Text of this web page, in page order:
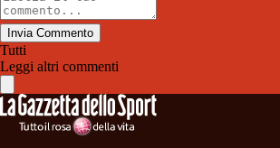
Invia Commento
Tutti
Leggi altri commenti